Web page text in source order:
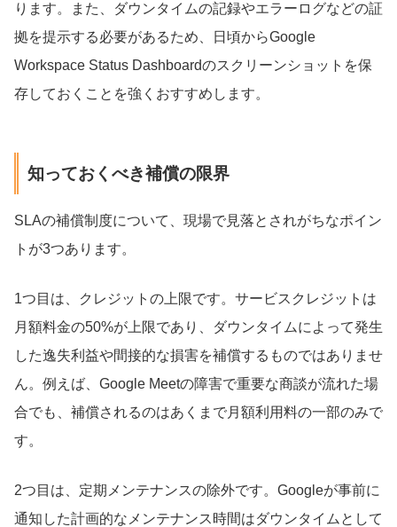
ります。また、ダウンタイムの記録やエラーログなどの証
拠を提示する必要があるため、日頃からGoogle
Workspace Status Dashboardのスクリーンショットを保
存しておくことを強くおすすめします。
知っておくべき補償の限界
SLAの補償制度について、現場で見落とされがちなポイン
トが3つあります。
1つ目は、クレジットの上限です。サービスクレジットは
月額料金の50%が上限であり、ダウンタイムによって発生
した逸失利益や間接的な損害を補償するものではありませ
ん。例えば、Google Meetの障害で重要な商談が流れた場
合でも、補償されるのはあくまで月額利用料の一部のみで
す。
2つ目は、定期メンテナンスの除外です。Googleが事前に
通知した計画的なメンテナンス時間はダウンタイムとして